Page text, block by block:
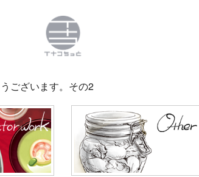
ございます。その2